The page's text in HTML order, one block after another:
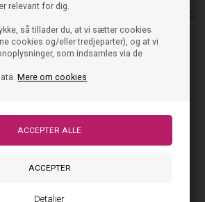
relevant for dig.
så tillader du, at vi sætter cookies
cookies og/eller tredjeparter), og at vi
som indsamles via de
Mere om cookies
Detaljer
60%
Lil Atelier Cherry Loose Jeans -
249,95 DKK
På lager, klar til levering